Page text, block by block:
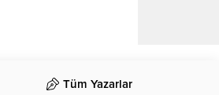
Tüm Yazarlar